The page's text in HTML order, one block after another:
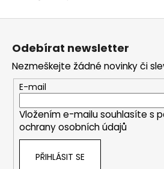
Z
Odebírat newsletter
Nezmeškejte žádné novinky či
E-mail
Vložením e-mailu souhlasíte s
ochrany osobních údajů
PŘIHLÁSIT SE